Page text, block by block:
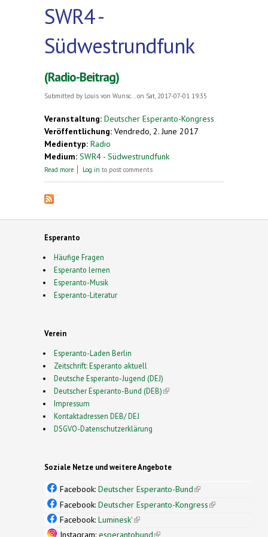
SWR4 -
Südwestrundfunk
(Radio-Beitrag)
Submitted by Louis von Wunsc... on Sat, 2017-07-01 19:35
Veranstaltung: Deutscher Esperanto-Kongress
Veröffentlichung: Vendredo, 2. June 2017
Medientyp: Radio
Medium: SWR4 - Südwestrundfunk
Read more about (Radio-Beitrag)
Log in to post comments
Esperanto
Häufige Fragen
Esperanto lernen
Esperanto-Musik
Esperanto-Literatur
Verein
Esperanto-Laden Berlin
Zeitschrift: Esperanto aktuell
Deutsche Esperanto-Jugend (DEJ)
Deutscher Esperanto-Bund (DEB)(link is external)
Impressum
Kontaktadressen DEB/ DEJ
DSGVO-Datenschutzerklärung
Soziale Netze und weitere Angebote
Facebook: Deutscher Esperanto-Bund(link is
external)
Facebook: Deutscher Esperanto-Kongress(link is
Facebook: Luminesk'(link is external)
Instagram: esperantobund(link is external)